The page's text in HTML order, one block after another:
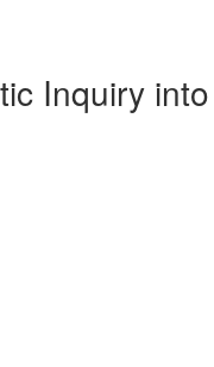
Inquiry